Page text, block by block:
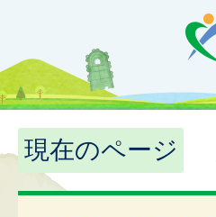
現在のページ